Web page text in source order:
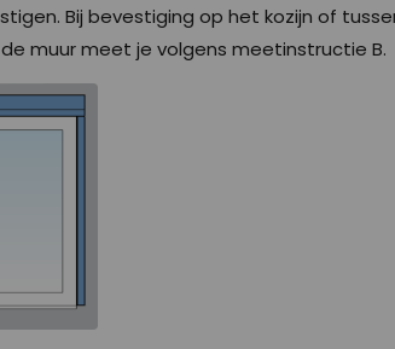
Bij bevestiging op het kozijn of
muur meet je volgens meetinstructie B.